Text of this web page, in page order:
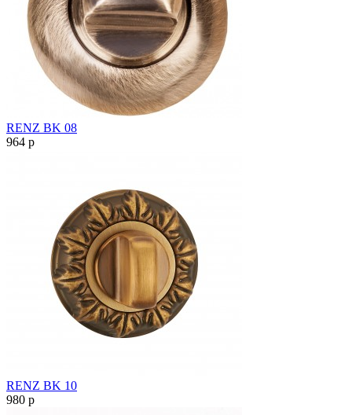
RENZ BK 08
964 p
RENZ BK 10
980 p